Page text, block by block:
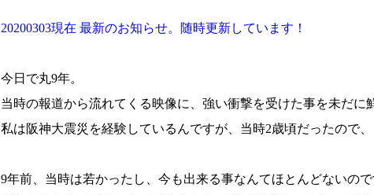
20200303現在 最新のお知らせ。随時更新しています！
今日で丸9年。
当時の報道から流れてくる映像に、強い衝撃を受けた事を未だに
私は阪神大震災を経験しているんですが、当時2歳頃だったので、
9年前、当時は若かったし、今も出来る事なんてほとんどないので